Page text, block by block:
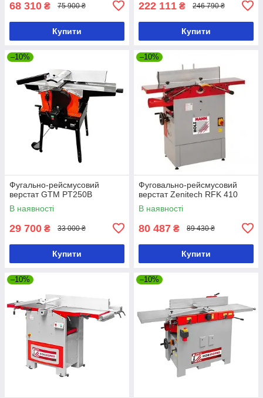
68 310 ₴ 75 900 ₴
Купити
222 111 ₴ 246 790 ₴
Купити
–10%
Фугально-рейсмусовий
верстат GTM PT250B
В наявності
29 700 ₴ 33 000 ₴
Купити
–10%
Фуговально-рейсмусовий
верстат Zenitech RFK 410
В наявності
80 487 ₴ 89 430 ₴
Купити
–10% –10%